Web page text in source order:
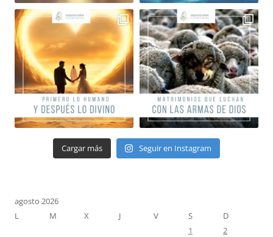
Cargar más Seguir en Instagram
agosto 2026
L
M X J V S
D
1
2